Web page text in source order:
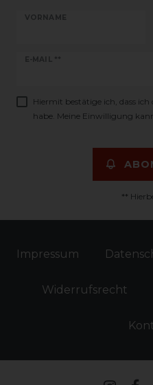
VORNAME
E-MAIL **
Newsletter
Hiermit bestätige ich, dass ich
habe. Meine Einwilligung
**
Impressum
Widerrufs­recht